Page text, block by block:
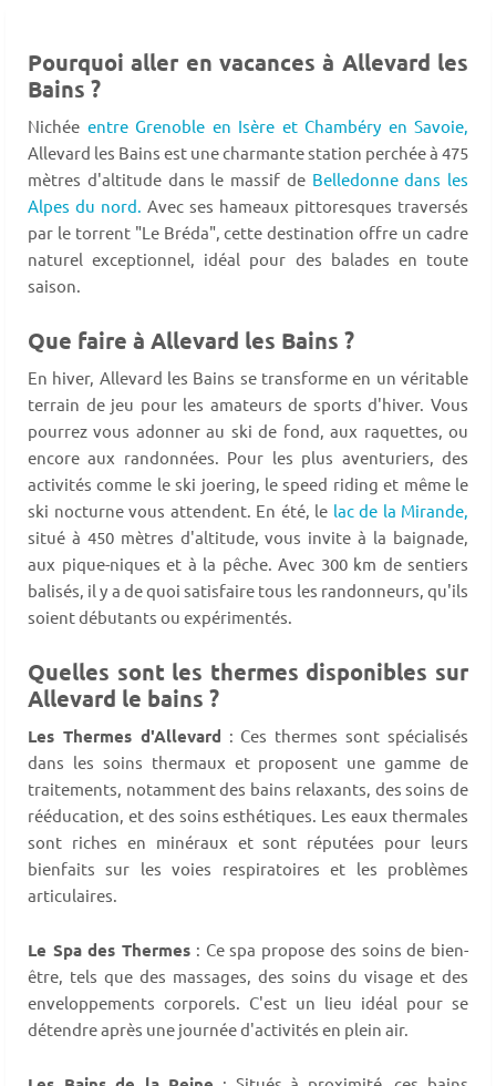
Pourquoi aller en vacances à Allevard les
Bains ?
Nichée entre Grenoble en Isère et Chambéry en Savoie,
Allevard les Bains est une charmante station perchée à 475
mètres d'altitude dans le massif de Belledonne dans les
Alpes du nord. Avec ses hameaux pittoresques traversés
par le torrent "Le Bréda", cette destination offre un cadre
naturel exceptionnel, idéal pour des balades en toute
saison.
Que faire à Allevard les Bains ?
En hiver, Allevard les Bains se transforme en un véritable
terrain de jeu pour les amateurs de sports d'hiver. Vous
pourrez vous adonner au ski de fond, aux raquettes, ou
encore aux randonnées. Pour les plus aventuriers, des
activités comme le ski joering, le speed riding et même le
ski nocturne vous attendent. En été, le lac de la Mirande,
situé à 450 mètres d'altitude, vous invite à la baignade,
aux pique-niques et à la pêche. Avec 300 km de sentiers
balisés, il y a de quoi satisfaire tous les randonneurs, qu'ils
soient débutants ou expérimentés.
Quelles sont les thermes disponibles sur
Allevard le bains ?
Les Thermes d'Allevard : Ces thermes sont spécialisés
dans les soins thermaux et proposent une gamme de
traitements, notamment des bains relaxants, des soins de
rééducation, et des soins esthétiques. Les eaux thermales
sont riches en minéraux et sont réputées pour leurs
bienfaits sur les voies respiratoires et les problèmes
articulaires.
Le Spa des Thermes : Ce spa propose des soins de bien-
être, tels que des massages, des soins du visage et des
enveloppements corporels. C'est un lieu idéal pour se
détendre après une journée d'activités en plein air.